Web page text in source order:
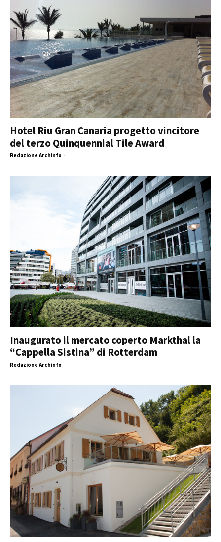
Hotel Riu Gran Canaria progetto vincitore
del terzo Quinquennial Tile Award
Redazione Archinfo -
Inaugurato il mercato coperto Markthal la
“Cappella Sistina” di Rotterdam
Redazione Archinfo -